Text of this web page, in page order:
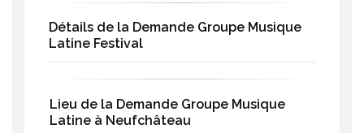
Détails de la Demande Groupe Musique
Latine Festival
Lieu de la Demande Groupe Musique
Latine à Neufchâteau